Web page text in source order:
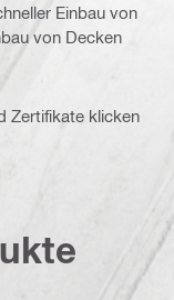
Einbau von
von Decken
Zertifikate klicken